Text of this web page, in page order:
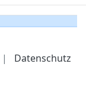
| Datenschutz